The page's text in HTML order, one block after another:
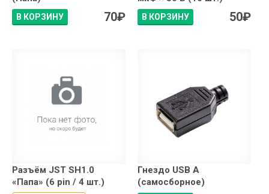
В КОРЗИНУ 70₽ В КОРЗИНУ 50₽
Разъём JST SH1.0
«Папа» (6 pin / 4 шт.)
Гнездо USB A
(самосборное)